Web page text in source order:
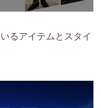
るアイテムとスタイ